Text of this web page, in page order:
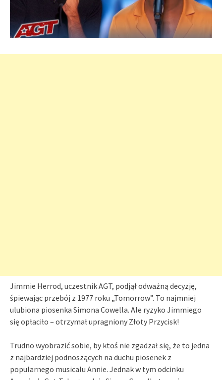
Jimmie Herrod, uczestnik AGT, podjął odważną decyzję,
śpiewając przebój z 1977 roku „Tomorrow”. To najmniej
ulubiona piosenka Simona Cowella. Ale ryzyko Jimmiego
się opłaciło – otrzymał upragniony Złoty Przycisk!
Trudno wyobrazić sobie, by ktoś nie zgadzał się, że to jedna
z najbardziej podnoszących na duchu piosenek z
popularnego musicalu Annie. Jednak w tym odcinku